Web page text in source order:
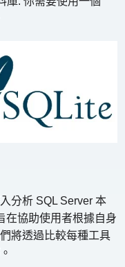
分析 SQL Server 本
在協助使用者根據自身
將透過比較每種工具